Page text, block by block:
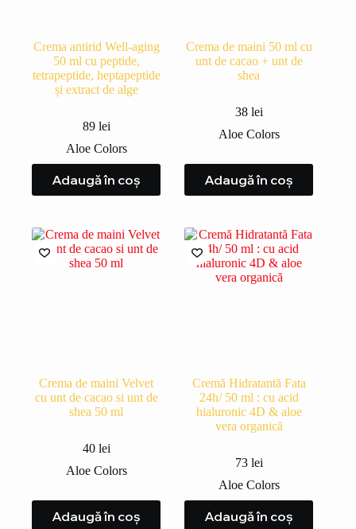
Crema antirid Well-aging
50 ml cu peptide,
tetrapeptide, heptapeptide
și extract de alge
89 lei
Aloe Colors
Adaugă în coș
Crema de maini 50 ml cu
unt de cacao + unt de
shea
38 lei
Aloe Colors
Adaugă în coș
Crema de maini Velvet
cu unt de cacao si unt de
shea 50 ml
40 lei
Aloe Colors
Adaugă în coș
Cremă Hidratantă Fata
24h/ 50 ml : cu acid
hialuronic 4D & aloe
vera organică
73 lei
Aloe Colors
Adaugă în coș